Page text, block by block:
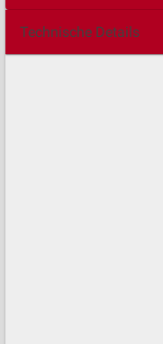
Technische Details